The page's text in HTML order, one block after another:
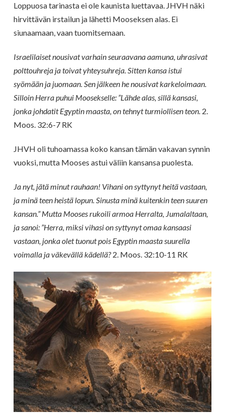
Loppuosa tarinasta ei ole kaunista luettavaa. JHVH näki
hirvittävän irstailun ja lähetti Mooseksen alas. Ei
siunaamaan, vaan tuomitsemaan.
Israelilaiset nousivat varhain seuraavana aamuna, uhrasivat
polttouhreja ja toivat yhteysuhreja. Sitten kansa istui
syömään ja juomaan. Sen jälkeen he nousivat karkeloimaan.
Silloin Herra puhui Moosekselle: ”Lähde alas, sillä kansasi,
jonka johdatit Egyptin maasta, on tehnyt turmiollisen teon. 2.
Moos. 32:6-7 RK
JHVH oli tuhoamassa koko kansan tämän vakavan synnin
vuoksi, mutta Mooses astui väliin kansansa puolesta.
Ja nyt, jätä minut rauhaan! Vihani on syttynyt heitä vastaan,
ja minä teen heistä lopun. Sinusta minä kuitenkin teen suuren
kansan.” Mutta Mooses rukoili armoa Herralta, Jumalaltaan,
ja sanoi: ”Herra, miksi vihasi on syttynyt omaa kansaasi
vastaan, jonka olet tuonut pois Egyptin maasta suurella
voimalla ja väkevällä kädellä?2. Moos. 32:10-11 RK